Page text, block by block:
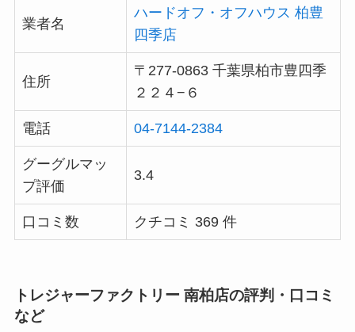
業者名
ハードオフ・オフハウス 柏豊
四季店
住所
〒277-0863 千葉県柏市豊四季
２２４−６
電話 04-7144-2384
グーグルマッ
プ評価
3.4
口コミ数 クチコミ 369 件
トレジャーファクトリー 南柏店の評判・口コミ
など